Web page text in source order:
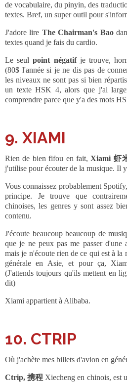
de vocabulaire, du pinyin, des
textes. Bref, un super outil pour
J'adore lire The Chairman's Bao
textes quand je fais du cardio.
Le seulpoint négatifje trouve,
(80$ l'année si je ne dis pas de
les niveaux ne sont pas si bien
un texte HSK 4, alors que j'ai
comprendre parce que y'a des mots
9. XIAMI
Rien de bien fifou en fait,Xiami 虾
j'utilise pour écouter de la musique. Il
Vous connaissez probablement
principe. Je trouve que
chinoises, les genres y sont assez
contenu.
J'écoute beaucoup beaucoup de
que je ne peux pas me passer d'une
mais je n'écoute rien de ce qui est à la
générale en Asie, et pour ça,
(J'attends toujours qu'ils mettent en
dit)
Xiami appartient à Alibaba.
10. CTRIP
Où j'achète mes billets d'avion en
Ctrip, 携程 Xiecheng en chinois, est